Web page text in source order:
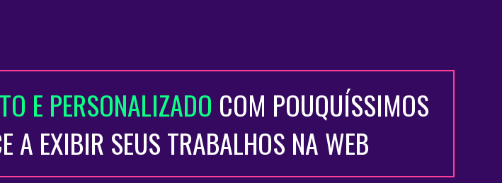
E PERSONALIZADO COM POUQUÍSSIMOS
A EXIBIR SEUS TRABALHOS NA WEB